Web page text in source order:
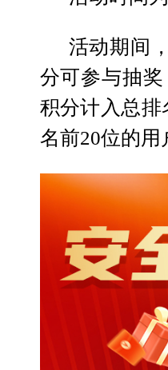
活动期间
分可参与抽
积分计入总
名前20位的